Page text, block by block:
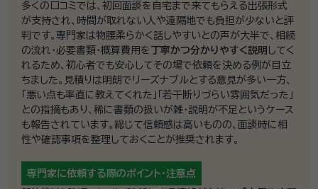
安心感もあり、引き続き、進捗と司法書士ヘの手続きをお願いしたいで
す。
お客様が「中心」の相談対応。難しい言葉は使わず、豊富
な経験をもと に様々な場面をサポートします。 相続は
単に手続きをとれば終わるわけではございません。 必
要に応じて、相続した後の生活、人生設計も考えていく
必要がありますが、お客様にとってその「答え」はいくつ
もあります。その「答え」のうち、何がベストなものかを、
一緒になって考えます。 終活は、様々な事情が背景にあ
所属団体：公益社団法人コスモス成年後見サポートセンター
多くの口コミでは、初回面談を自宅まで来てもらえる出張形式
が支持され、時間が取れない人や遠隔地でも負担が少ないと評
判です。専門家は物腰柔らかく話しやすいとの声が大半で、相続
の流れ・必要書類・概算費用を 丁寧かつ分かりやすく説明 してく
れるため、初心者でも安心してその場で依頼を決める例が目立
ちました。見積りは明朗でリーズナブルとする意見が多い一方、
「悪い点も率直に教えてくれた」「若干断りづらい雰囲気だった」
との指摘もあり、稀に書類の扱いが雑・説明が不足というケース
も報告されています。総じて信頼感は高いものの、面談時に相
性や確認事項を整理しておくことが推奨されます。
専門家に依頼する際のポイント・注意点